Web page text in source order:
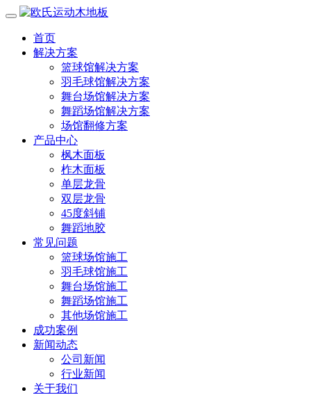
首页
解决方案
篮球馆解决方案
羽毛球馆解决方案
舞台场馆解决方案
舞蹈场馆解决方案
场馆翻修方案
产品中心
枫木面板
柞木面板
单层龙骨
双层龙骨
45度斜铺
舞蹈地胶
常见问题
篮球场馆施工
羽毛球馆施工
舞台场馆施工
舞蹈场馆施工
其他场馆施工
成功案例
新闻动态
公司新闻
行业新闻
关于我们